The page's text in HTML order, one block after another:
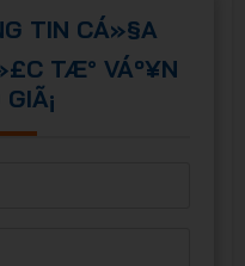
TIN CÁ»§A
TÆ° VÁº¥N